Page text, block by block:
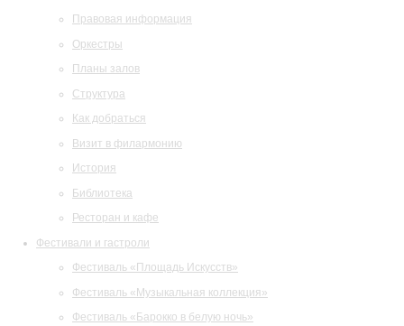
Правовая информация
Оркестры
Планы залов
Структура
Как добраться
Визит в филармонию
История
Библиотека
Ресторан и кафе
Фестивали и гастроли
Фестиваль «Площадь Искусств»
Фестиваль «Музыкальная коллекция»
Фестиваль «Барокко в белую ночь»